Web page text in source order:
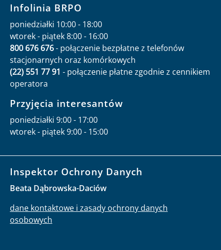
Infolinia BRPO
poniedziałki 10:00 - 18:00
wtorek - piątek 8:00 - 16:00
800 676 676- połączenie bezpłatne z telefonów
stacjonarnych oraz komórkowych
(22) 551 77 91 - połączenie płatne zgodnie z cennikiem
operatora
Przyjęcia interesantów
poniedziałki 9:00 - 17:00
wtorek - piątek 9:00 - 15:00
Inspektor Ochrony Danych
Beata Dąbrowska-Daciów
dane kontaktowe i zasady ochrony danych
osobowych